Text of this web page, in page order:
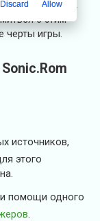
не радовать.
с этим
черты игры.
источников,
этого
помощи одного
.
Discard Allow